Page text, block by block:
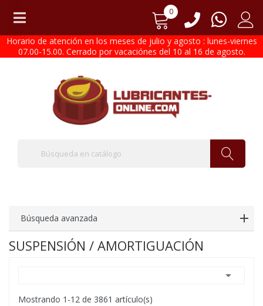
0
Horario de atención en los meses de julio y agosto : lunes-viernes
07.00-15.00. Cerrado por vacaciónes del 10 al 16 de agosto.
Búsqueda avanzada
SUSPENSIÓN / AMORTIGUACIÓN

Mostrando 1-12 de 3861 artículo(s)